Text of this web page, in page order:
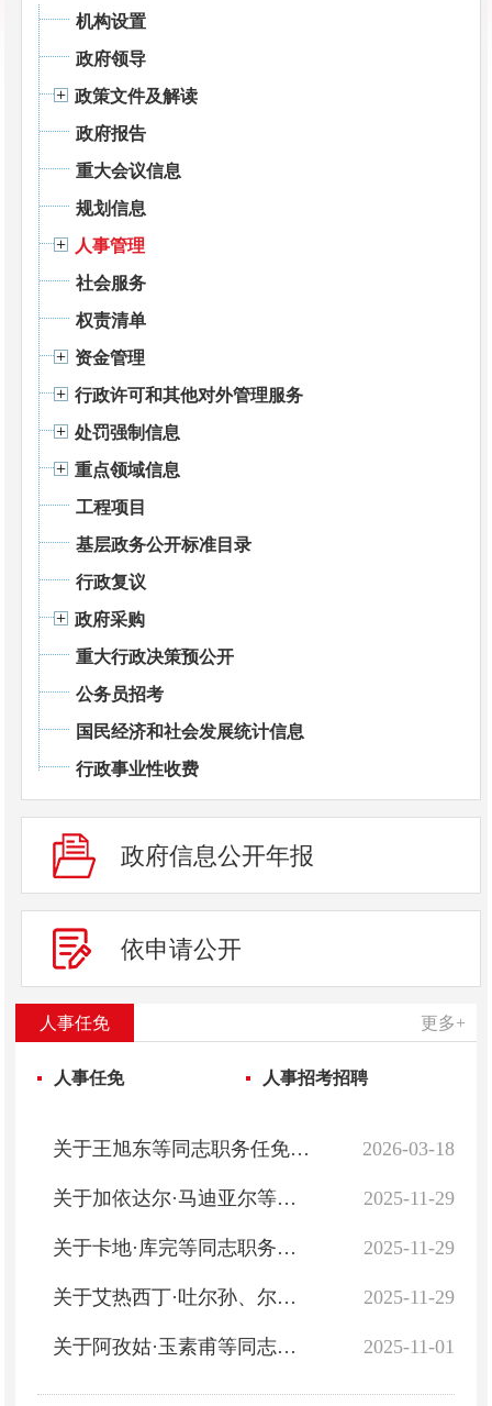
机构设置
政府领导
政策文件及解读
政府报告
重大会议信息
规划信息
人事管理
社会服务
权责清单
资金管理
行政许可和其他对外管理服务
处罚强制信息
重点领域信息
工程项目
基层政务公开标准目录
行政复议
政府采购
重大行政决策预公开
公务员招考
国民经济和社会发展统计信息
行政事业性收费
政府信息公开年报
依申请公开
更多+
人事任免
人事任免 人事招考招聘
2026-03-18
关于王旭东等同志职务任免的报告
2025-11-29
关于加依达尔·马迪亚尔等同志职务任免的通知
2025-11-29
关于卡地·库完等同志职务任免的通知
2025-11-29
关于艾热西丁·吐尔孙、尔潘·阿布来提两名同志职务任免的通知
2025-11-01
关于阿孜姑·玉素甫等同志职务任免的通知